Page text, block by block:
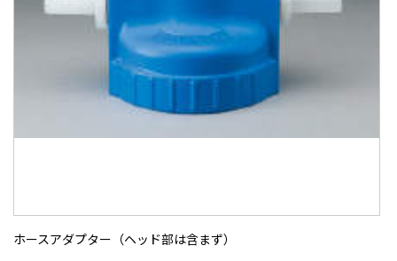
ホースアダプター（ヘッド部は含まず）